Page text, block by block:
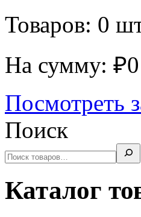
Товаров: 0
На сумму: ₽0
Посмотреть
Поиск
Каталог